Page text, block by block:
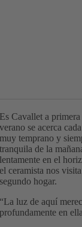
Es Cavallet a
verano se acerca
muy temprano y
tranquila de la
lentamente en el
el ceramista nos
segundo hogar.
“La luz de aquí
profundamente en